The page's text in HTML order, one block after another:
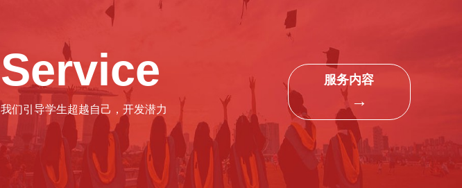
Service
我们引导学生超越自己，开发潜力
服务内容
→